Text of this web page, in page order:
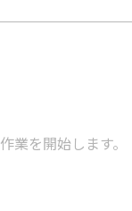
を開始します。